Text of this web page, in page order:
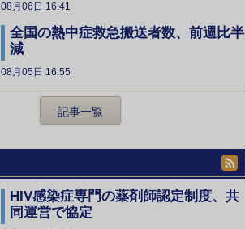
08月06日 16:41
全国の熱中症救急搬送者数、前週比半
減
08月05日 16:55
記事一覧
HIV感染症専門の薬剤師認定制度、共
同運営で協定